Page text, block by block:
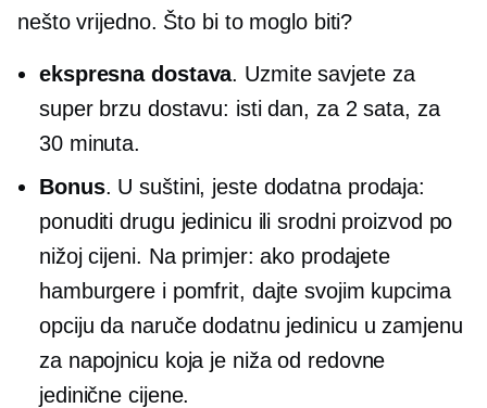
nešto vrijedno. Što bi to moglo biti?
ekspresna dostava. Uzmite savjete za
super brzu dostavu: isti dan, za 2 sata, za
30 minuta.
Bonus. U suštini, jeste dodatna prodaja:
ponuditi drugu jedinicu ili srodni proizvod po
nižoj cijeni. Na primjer: ako prodajete
hamburgere i pomfrit, dajte svojim kupcima
opciju da naruče dodatnu jedinicu u zamjenu
za napojnicu koja je niža od redovne
jedinične cijene.